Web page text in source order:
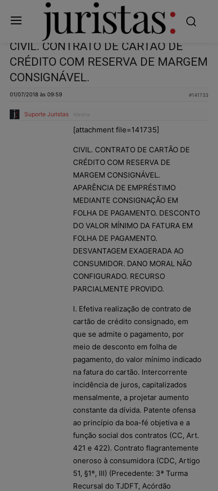
CIVIL. CONTRATO DE CARTÃO DE
CRÉDITO COM RESERVA DE MARGEM
CONSIGNÁVEL.
01/07/2018 às 09:59 #141733
Suporte Juristas Mestre
[attachment file=141735]
CIVIL. CONTRATO DE CARTÃO DE
CRÉDITO COM RESERVA DE
MARGEM CONSIGNÁVEL.
APARÊNCIA DE EMPRÉSTIMO
MEDIANTE CONSIGNAÇÃO EM
FOLHA DE PAGAMENTO. DESCONTO
DO VALOR MÍNIMO DA FATURA EM
FOLHA DE PAGAMENTO.
DESVANTAGEM EXAGERADA AO
CONSUMIDOR. DANO MORAL NÃO
CONFIGURADO. RECURSO
PARCIALMENTE PROVIDO.
I. Efetiva realização de contrato de
cartão de crédito consignado, em
que se admite o pagamento, por
meio de desconto em folha de
pagamento, do valor mínimo indicado
na fatura do cartão. Intercorrente
incidência de juros, capitalizados
mensalmente, a projetar aumento
constante da dívida. Patente ofensa
ao princípio da boa-fé objetiva e a
função social dos contratos (CC, Art.
421 e 422). Contrato flagrantemente
oneroso à consumidora (CDC, Artigo
51, §1º, III) (Precedente: 3ª Turma
Recursal do TJDFT, Acórdão